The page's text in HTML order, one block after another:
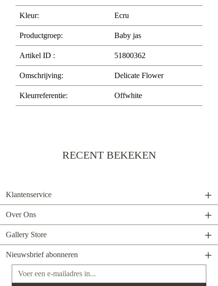
Kleur: Ecru
Productgroep: Baby jas
Artikel ID : 51800362
Omschrijving: Delicate Flower
Kleurreferentie: Offwhite
RECENT BEKEKEN
Klantenservice
Over Ons
Gallery Store
Nieuwsbrief abonneren
E-mailadres*